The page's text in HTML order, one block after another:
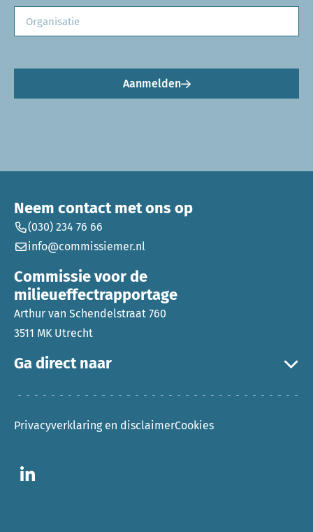
Aanmelden
Ga direct naar
Neem contact met ons op
(030) 234 76 66
info@commissiemer.nl
Commissie voor de
milieueffectrapportage
Arthur van Schendelstraat 760
3511 MK Utrecht
Privacyverklaring en disclaimerCookies
Ga naar LinkedIn